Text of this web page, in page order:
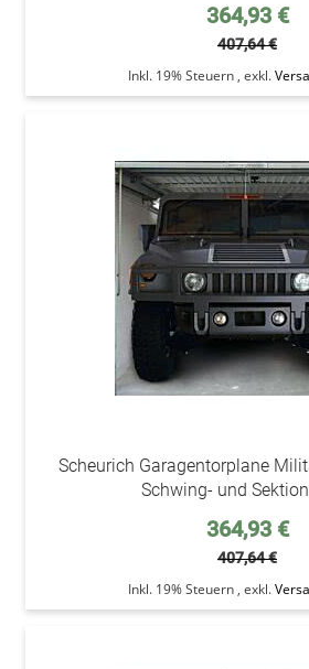
Sonderpreis
364,93 €
407,64 €
Inkl. 19% Steuern , exkl.
Scheurich Garagentorplane
Schwing- und
Sonderpreis
364,93 €
407,64 €
Inkl. 19% Steuern , exkl.